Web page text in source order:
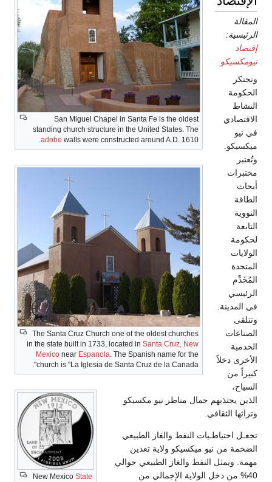
San Miguel Chapel in Santa Fe is the oldest
standing church structure in the United States. The
adobewalls were constructed around A.D. 1610.
The Santa Cruz Church one of the oldest churches
in the state built in 1733, located inSanta Cruz, New
Mexico nearEspanola. The Spanish name for the
church is "La Iglesia de Santa Cruz de la Canada".
New Mexico
State
جمال مناظر نيو مكسيكو
النفط والغاز الطبيعي
ميكسيكو ولاية تعدين
النفط والغاز الطبيعي حوالي
الولاية الإجمالي من